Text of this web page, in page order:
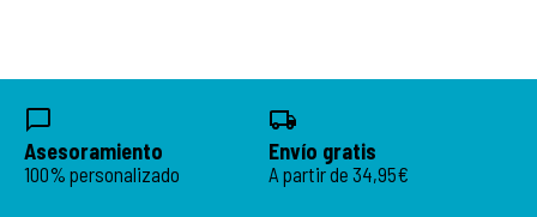
Asesoramiento
100% personalizado
Envío gratis
A partir de 34,95€